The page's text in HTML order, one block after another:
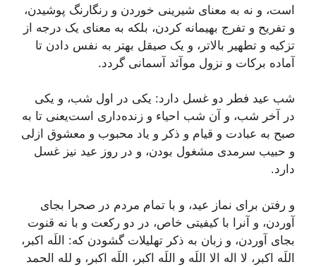
است، و نه به معناى شيرينى خوردن و رنگارنگ پوشيدن،
و تفريح و تفرج بهيمانه کردن، بلکه به معناى يک درجه از
تزکيه و تطهير بالاتر، و يک صيقل بهتر به نفس دادن تا
آماده برکات و نزول موآئد آسمانى گردد.
شب عيد فطر دو غسل دارد: يکى در اول شب، و يکى
در آخر شب، و آن شب احياء و زنده‌دارى است‌يعنى تا به
صبح به عبادت و قيام و ذکر و ياد محبوب و معشوق ازلى
و حبيب سرمدى مشغول بودن، و در روز عيد نيز غسل
دارد.
و رفتن براى نماز عيد، و با تمام مردم در صحرا بجاى
آوردن، و آنرا با کيفيتى خاص، در دو رکعت و با نه قنوت
بجاى آوردن، و زبان به ذکر تهليلات گشودن که: اللَه اکبر،
اللَه اکبر، لا اله الا اللَه و اللَه اکبر، اللَه اکبر، و لله الحمد